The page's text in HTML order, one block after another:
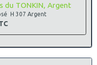
du TONKIN, Argent
H 307 Argent